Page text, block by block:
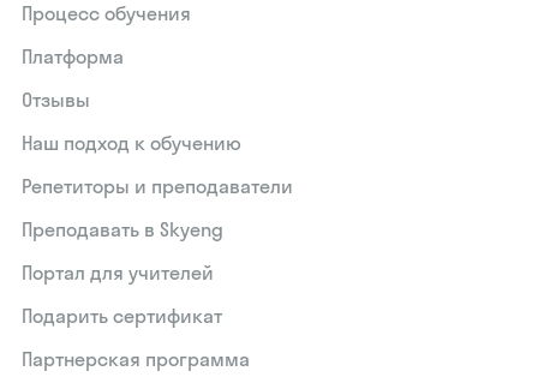
Процесс обучения
Платформа
Отзывы
Наш подход к обучению
Репетиторы и преподаватели
Преподавать в Skyeng
Портал для учителей
Подарить сертификат
Партнерская программа